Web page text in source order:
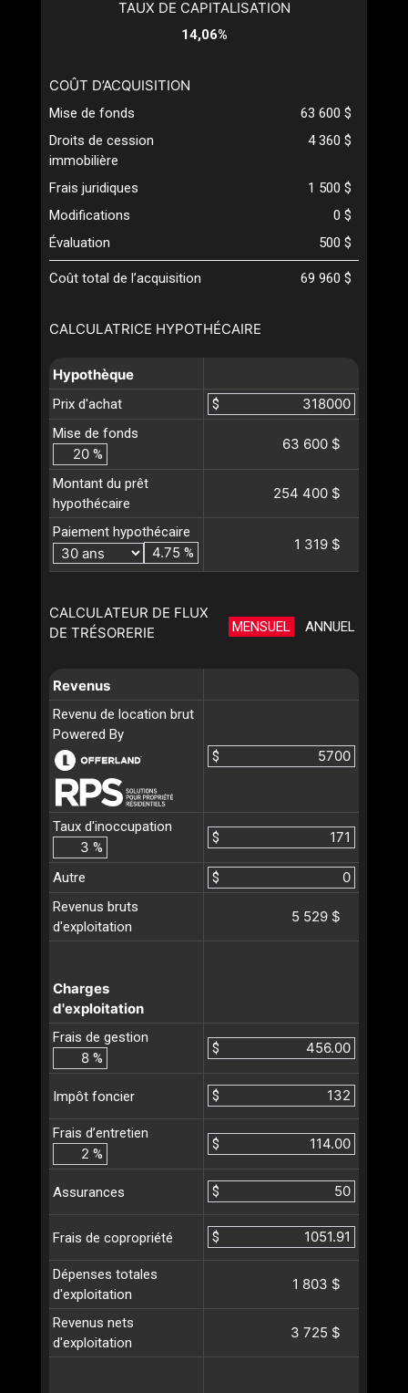
CALCULATRICE HYPOTHÉCAIRE
Hypothèque
Prix d'achat
$
Mise de fonds
%
63 600 $
Montant du prêt
hypothécaire
254 400 $
Paiement hypothécaire
%
1 319 $
CALCULATEUR DE FLUX
DE TRÉSORERIE
MENSUEL ANNUEL
Revenus
Revenu de location brut
Powered By
$
Taux d'inoccupation
%
$
Autre
$
Revenus bruts
d'exploitation
5 529 $
Charges
d'exploitation
Frais de gestion
%
$
Impôt foncier $
Frais d’entretien
%
$
Assurances $
Frais de copropriété $
Dépenses totales
d'exploitation
1 803 $
Revenus nets
d'exploitation
3 725 $
TAUX DE CAPITALISATION
14,06%
COÛT D’ACQUISITION
Mise de fonds
63 600 $
Droits de cession
immobilière
4 360 $
Frais juridiques
1 500 $
Modifications
0 $
Évaluation
500 $
Coût total de l’acquisition 69 960 $